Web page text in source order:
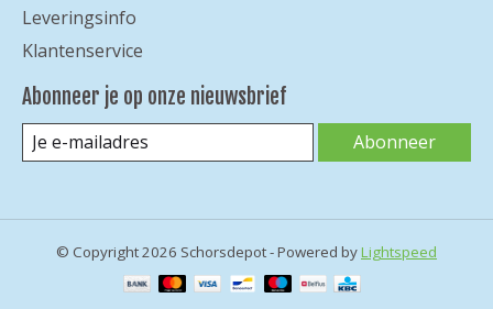
Leveringsinfo
Klantenservice
Abonneer je op onze nieuwsbrief
Abonneer
© Copyright 2026 Schorsdepot - Powered byLightspeed